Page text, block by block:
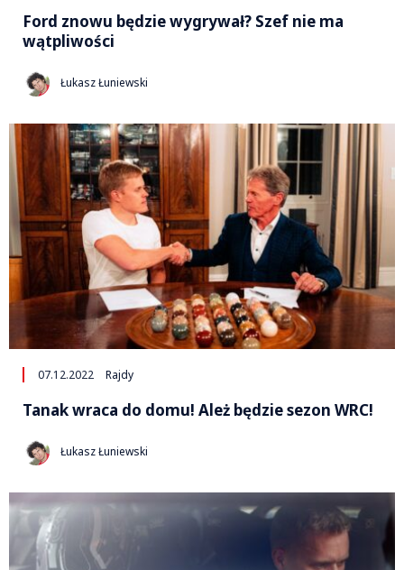
Ford znowu będzie wygrywał? Szef nie ma
wątpliwości
Łukasz Łuniewski
07.12.2022 Rajdy
Tanak wraca do domu! Ależ będzie sezon WRC!
Łukasz Łuniewski